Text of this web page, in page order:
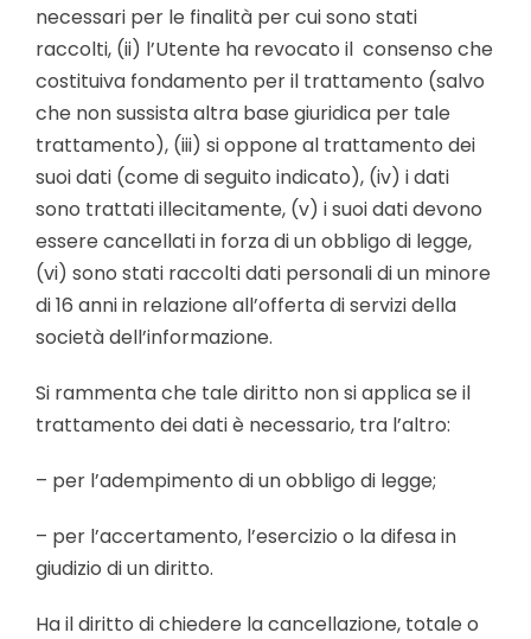
necessari per le finalità per cui sono stati
raccolti, (ii) l’Utente ha revocato il consenso che
costituiva fondamento per il trattamento (salvo
che non sussista altra base giuridica per tale
trattamento), (iii) si oppone al trattamento dei
suoi dati (come di seguito indicato), (iv) i dati
sono trattati illecitamente, (v) i suoi dati devono
essere cancellati in forza di un obbligo di legge,
(vi) sono stati raccolti dati personali di un minore
di 16 anni in relazione all’offerta di servizi della
società dell’informazione.
Si rammenta che tale diritto non si applica se il
trattamento dei dati è necessario, tra l’altro:
– per l’adempimento di un obbligo di legge;
– per l’accertamento, l’esercizio o la difesa in
giudizio di un diritto.
Ha il diritto di chiedere la cancellazione, totale o